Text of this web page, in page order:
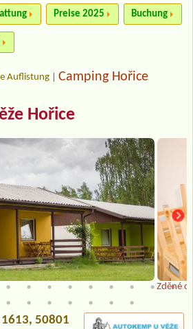
Preise 2025 Buchung
Auflistung Camping Hořice
Hořice
Zděné
50801